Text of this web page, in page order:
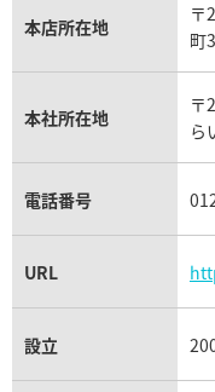
カルティエ買取
フランク ミュラー買取
リシャール・ミル買取
パネライ買取
チューダー（チュードル
本店所在地
〒
町
本社所在地
〒
ら
電話番号
URL
設立